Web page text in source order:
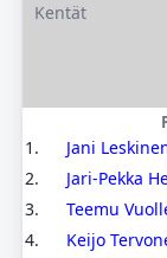
Kentät
1. Jani
2.
Jari-Pekka
3.
Teemu
4.
Keijo